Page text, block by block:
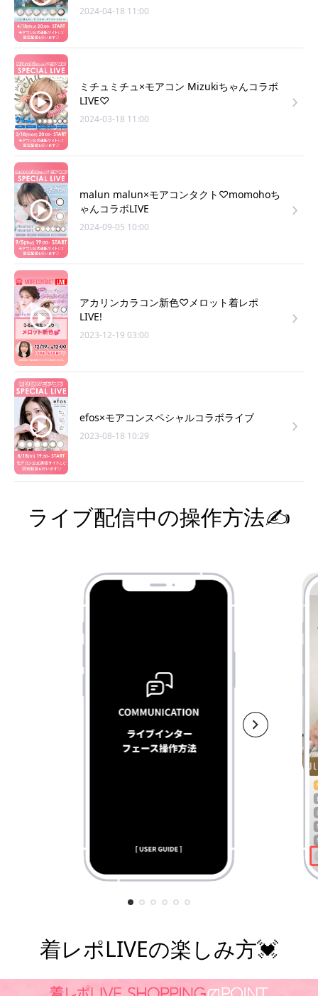
2024-04-18 11:00
ミチュミチュ×モアコン Mizukiちゃんコラボ
LIVE♡
2024-03-18 11:00
malun malun×モアコンタクト♡momohoち
ゃんコラボLIVE
2024-09-05 10:00
アカリンカラコン新色♡メロット着レポ
LIVE!
2023-12-19 03:00
efos×モアコンスペシャルコラボライブ
2023-08-18 10:29
ライブ配信中の操作方法✍️
¥7,800
着レポLIVEの楽しみ方💓